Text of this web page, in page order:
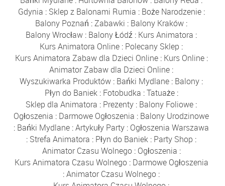
Gdynia : Sklep z Balonami Rumia : Boże Narodzenie:
Balony Poznań :Zabawki : Balony Kraków :
Balony Wrocław : Balony Łódź : Kurs Animatora :
Kurs Animatora Online : Polecany Sklep :
Kurs Animatora Zabaw dla Dzieci Online: Kurs Online:
Animator Zabaw dla Dzieci Online :
Wyszukiwarka Produktów : Bańki Mydlane : Balony :
Płyn do Baniek: Fotobudka :Tatuaże:
Sklep dla Animatora : Prezenty : Balony Foliowe :
Ogłoszenia : Darmowe Ogłoszenia : Balony Urodzinowe
: Bańki Mydlane :Artykuły Party : Ogłoszenia Warszawa
: Strefa Animatora : Płyn do Baniek : Party Shop :
Animator Czasu Wolnego: Ogłoszenia :
Kurs Animatora Czasu Wolnego: Darmowe Ogłoszenia
:Animator Czasu Wolnego :